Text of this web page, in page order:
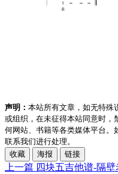
声明： 本站所有文章，如无特殊
或组织，在未征得本站同意时，
何网站、书籍等各类媒体平台。
联系我们进行处理。
收藏
海报 链接
上一篇 四块五吉他谱-隔